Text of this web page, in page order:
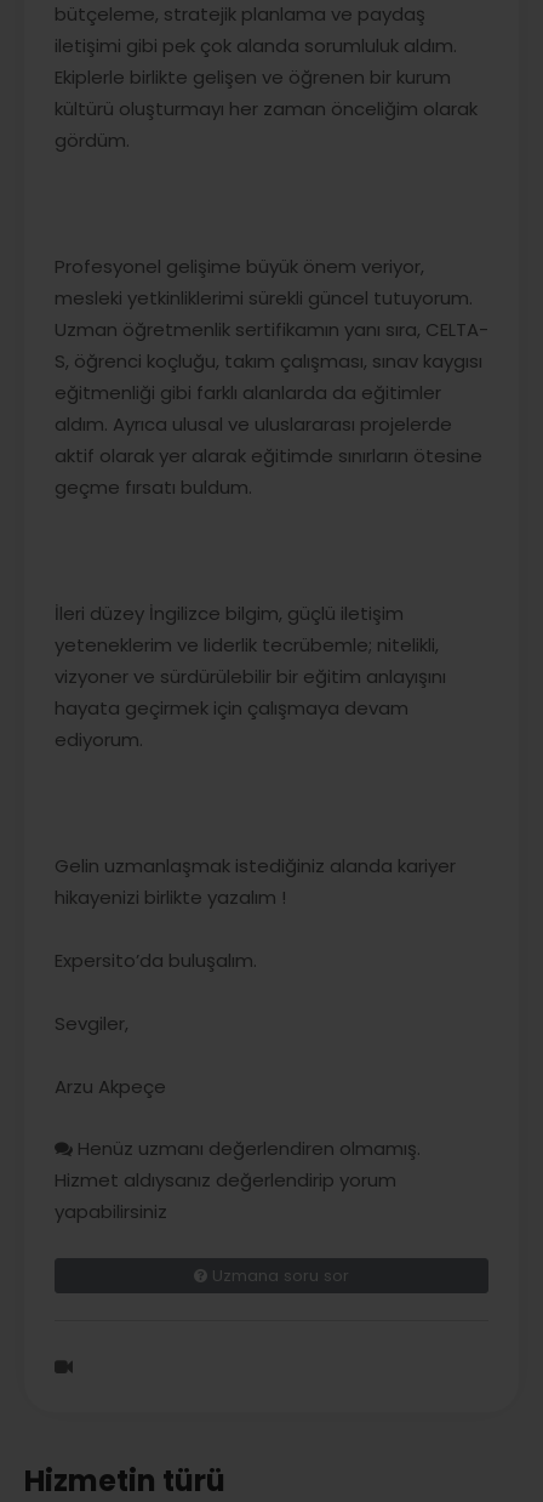
bütçeleme, stratejik planlama ve paydaş
iletişimi gibi pek çok alanda sorumluluk aldım.
Ekiplerle birlikte gelişen ve öğrenen bir kurum
kültürü oluşturmayı her zaman önceliğim olarak
gördüm.
Profesyonel gelişime büyük önem veriyor,
mesleki yetkinliklerimi sürekli güncel tutuyorum.
Uzman öğretmenlik sertifikamın yanı sıra, CELTA-
S, öğrenci koçluğu, takım çalışması, sınav kaygısı
eğitmenliği gibi farklı alanlarda da eğitimler
aldım. Ayrıca ulusal ve uluslararası projelerde
aktif olarak yer alarak eğitimde sınırların ötesine
geçme fırsatı buldum.
İleri düzey İngilizce bilgim, güçlü iletişim
yeteneklerim ve liderlik tecrübemle; nitelikli,
vizyoner ve sürdürülebilir bir eğitim anlayışını
hayata geçirmek için çalışmaya devam
ediyorum.
Gelin uzmanlaşmak istediğiniz alanda kariyer
hikayenizi birlikte yazalım !
Expersito’da buluşalım.
Sevgiler,
Arzu Akpeçe
Henüz uzmanı değerlendiren olmamış.
Hizmet aldıysanız değerlendirip yorum
yapabilirsiniz
Uzmana soru sor
Hizmetin türü